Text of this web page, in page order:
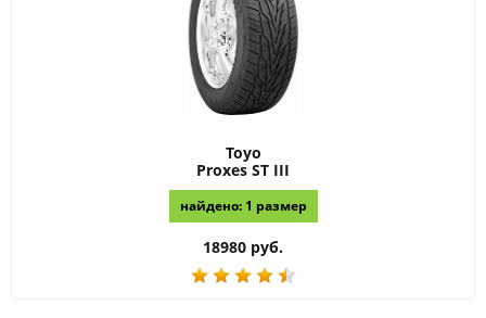
Toyo
Proxes ST III
найдено: 1 размер
18980 руб.